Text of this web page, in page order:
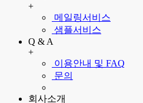
+
메일링서비스
샘플서비스
Q & A
+
이용안내 및 FAQ
문의
회사소개